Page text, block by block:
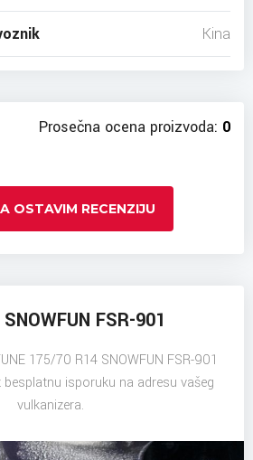
Kina
Prosečna ocena proizvoda: 0
OSTAVIM RECENZIJU
FSR-901
175/70 R14 SNOWFUN FSR-901
isporuku na adresu vašeg
vulkanizera.